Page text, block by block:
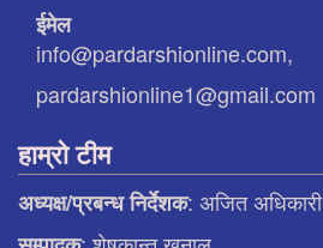
ईमेल
info@pardarshionline.com,
pardarshionline1@gmail.com
हाम्रो टीम
अध्यक्ष/प्रबन्ध निर्देशक: अजित अधिकारी